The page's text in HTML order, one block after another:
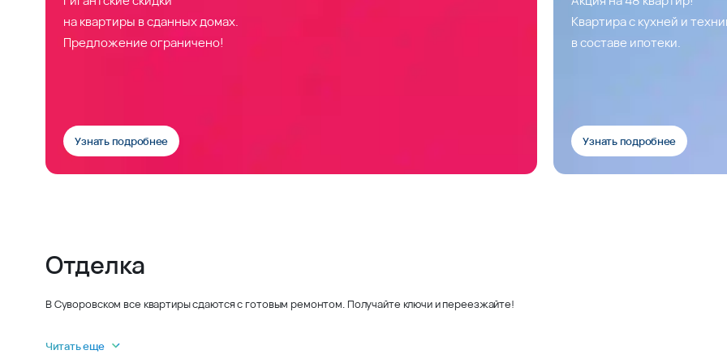
на квартиры в сданных домах.
Предложение ограничено!
Узнать подробнее
Квартира с кухней и
в составе ипотеки.
Узнать подробнее
Отделка
В Суворовском все квартиры сдаются с готовым ремонтом. Получайте ключи и переезжайте!
Читать еще